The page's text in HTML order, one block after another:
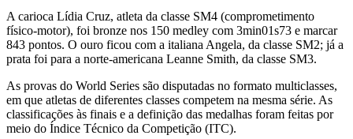
A carioca Lídia Cruz, atleta da classe SM4 (comprometimento
físico-motor), foi bronze nos 150 medley com 3min01s73 e marcar
843 pontos. O ouro ficou com a italiana Angela, da classe SM2; já a
prata foi para a norte-americana Leanne Smith, da classe SM3.
As provas do World Series são disputadas no formato multiclasses,
em que atletas de diferentes classes competem na mesma série. As
classificações às finais e a definição das medalhas foram feitas por
meio do Índice Técnico da Competição (ITC).